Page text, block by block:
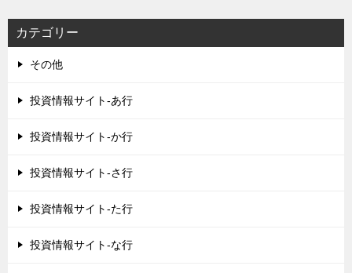
カテゴリー
その他
投資情報サイト-あ行
投資情報サイト-か行
投資情報サイト-さ行
投資情報サイト-た行
投資情報サイト-な行